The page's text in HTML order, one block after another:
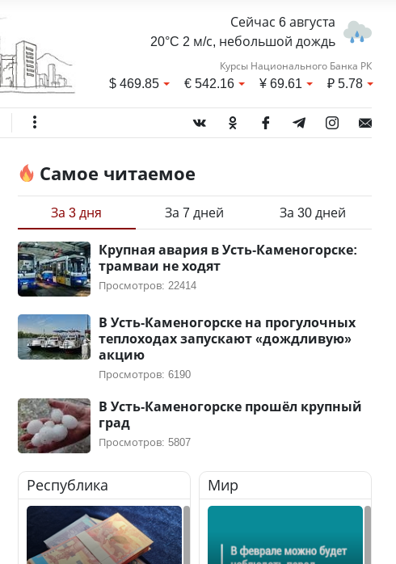
Сейчас 6 августа
20°C 2 м/с, небольшой дождь
Курсы Национального Банка РК
$469.85 €542.16 ¥69.61 ₽5.78
Самое читаемое
За 3 дня За 7 дней За 30 дней
Крупная авария в Усть-Каменогорске:
трамваи не ходят
Просмотров: 22414
В Усть-Каменогорске на прогулочных
теплоходах запускают «дождливую»
акцию
Просмотров: 6190
В Усть-Каменогорске прошёл крупный
град
Просмотров: 5807
Республика Мир